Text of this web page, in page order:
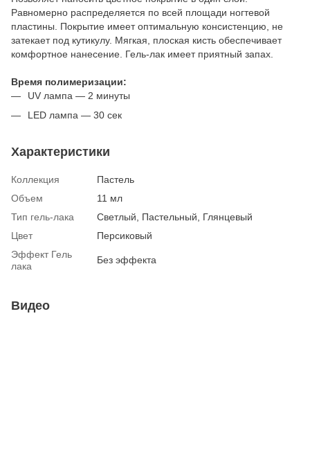
Равномерно распределяется по всей площади ногтевой
пластины. Покрытие имеет оптимальную консистенцию, не
затекает под кутикулу. Мягкая, плоская кисть обеспечивает
комфортное нанесение. Гель-лак имеет приятный запах.
Время полимеризации:
UV лампа — 2 минуты
LED лампа — 30 сек
Характеристики
Коллекция
Пастель
Объем
11 мл
Тип гель-лака
Светлый, Пастельный, Глянцевый
Цвет
Персиковый
Эффект Гель
лака
Без эффекта
Видео